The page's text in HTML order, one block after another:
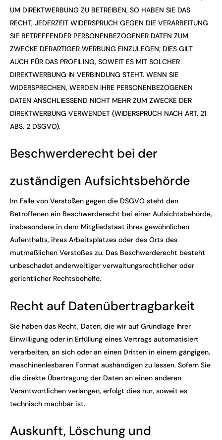
UM DIREKTWERBUNG ZU BETREIBEN, SO HABEN SIE DAS
RECHT, JEDERZEIT WIDERSPRUCH GEGEN DIE VERARBEITUNG
SIE BETREFFENDER PERSONENBEZOGENER DATEN ZUM
ZWECKE DERARTIGER WERBUNG EINZULEGEN; DIES GILT
AUCH FÜR DAS PROFILING, SOWEIT ES MIT SOLCHER
DIREKTWERBUNG IN VERBINDUNG STEHT. WENN SIE
WIDERSPRECHEN, WERDEN IHRE PERSONENBEZOGENEN
DATEN ANSCHLIESSEND NICHT MEHR ZUM ZWECKE DER
DIREKTWERBUNG VERWENDET (WIDERSPRUCH NACH ART. 21
ABS. 2 DSGVO).
Beschwerde­recht bei der
zuständigen Aufsichts­behörde
Im Falle von Verstößen gegen die DSGVO steht den
Betroffenen ein Beschwerderecht bei einer Aufsichtsbehörde,
insbesondere in dem Mitgliedstaat ihres gewöhnlichen
Aufenthalts, ihres Arbeitsplatzes oder des Orts des
mutmaßlichen Verstoßes zu. Das Beschwerderecht besteht
unbeschadet anderweitiger verwaltungsrechtlicher oder
gerichtlicher Rechtsbehelfe.
Recht auf Daten­übertrag­barkeit
Sie haben das Recht, Daten, die wir auf Grundlage Ihrer
Einwilligung oder in Erfüllung eines Vertrags automatisiert
verarbeiten, an sich oder an einen Dritten in einem gängigen,
maschinenlesbaren Format aushändigen zu lassen. Sofern Sie
die direkte Übertragung der Daten an einen anderen
Verantwortlichen verlangen, erfolgt dies nur, soweit es
technisch machbar ist.
Auskunft, Löschung und